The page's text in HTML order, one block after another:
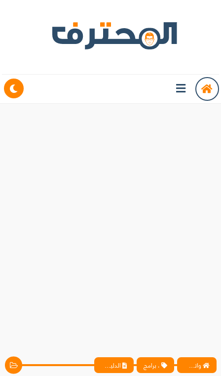
واتس آب ، فيسبوك ، أنترنت ، شروحات تقنية حصرية - المحترف ، برامج الدليل الكامل لطريقة الوصول و التحكم في الهاتف المكسور الشاشة و استرجاع ملفاتك عليه !